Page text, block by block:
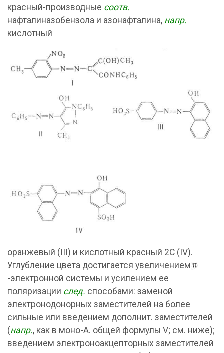
красный-производные соотв.
нафталиназобензола и азонафталина, напр.
кислотный
оранжевый (III) и кислотный красный 2С (IV).
Углубление цвета достигается увеличением
-электронной системы и усилением ее
поляризации след. способами: заменой
электронодонорных заместителей на более
сильные или введением дополнит. заместителей
(напр., как в моно-А. общей формулы V; см. ниже);
введением электроноакцепторных заместителей